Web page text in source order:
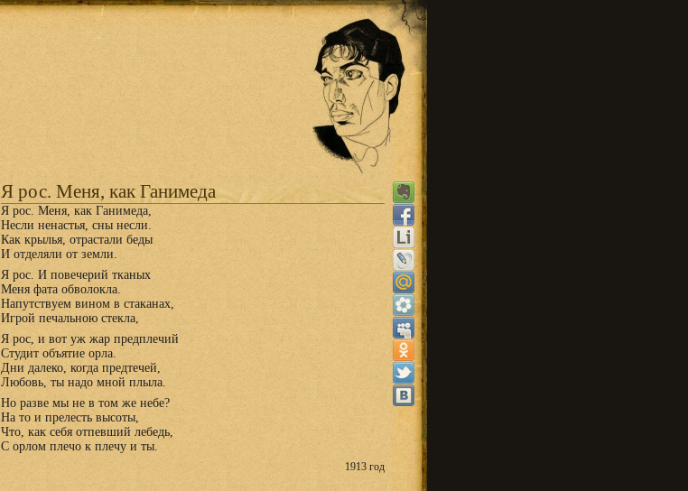
Я рос. Меня, как Ганимеда
Я рос. Меня, как Ганимеда,
Несли ненастья, сны несли.
Как крылья, отрастали беды
И отделяли от земли.
Я рос. И повечерий тканых
Меня фата обволокла.
Напутствуем вином в стаканах,
Игрой печальною стекла,
Я рос, и вот уж жар предплечий
Студит объятие орла.
Дни далеко, когда предтечей,
Любовь, ты надо мной плыла.
Но разве мы не в том же небе?
На то и прелесть высоты,
Что, как себя отпевший лебедь,
С орлом плечо к плечу и ты.
1913 год